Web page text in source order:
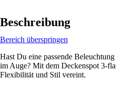
Beschreibung
Bereich überspringen
Hast Du eine passende
im Auge? Mit dem Deckenspot 3-
Flexibilität und Stil vereint.